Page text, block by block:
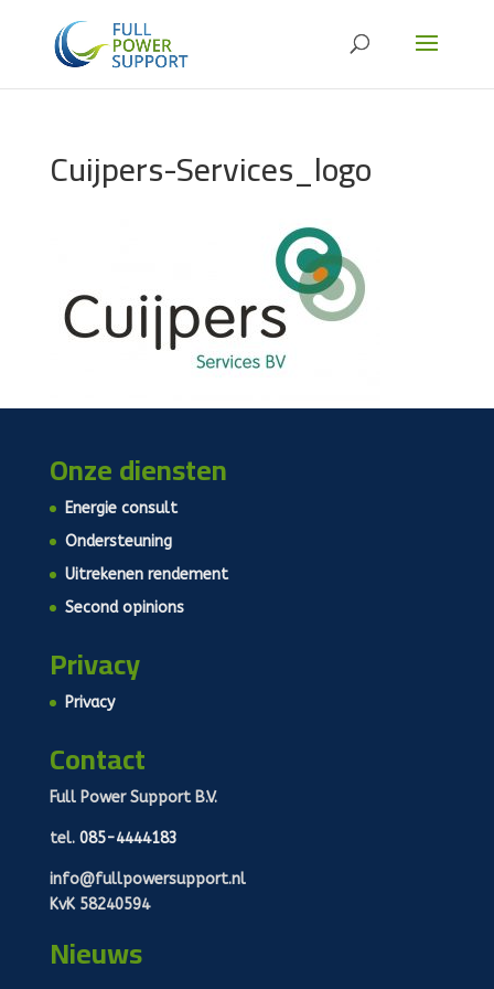
Cuijpers-Services_logo
Onze diensten
Energie consult
Ondersteuning
Uitrekenen rendement
Second opinions
Privacy
Privacy
Contact
Full Power Support B.V.
tel. 085-4444183
info@fullpowersupport.nl
KvK 58240594
Nieuws